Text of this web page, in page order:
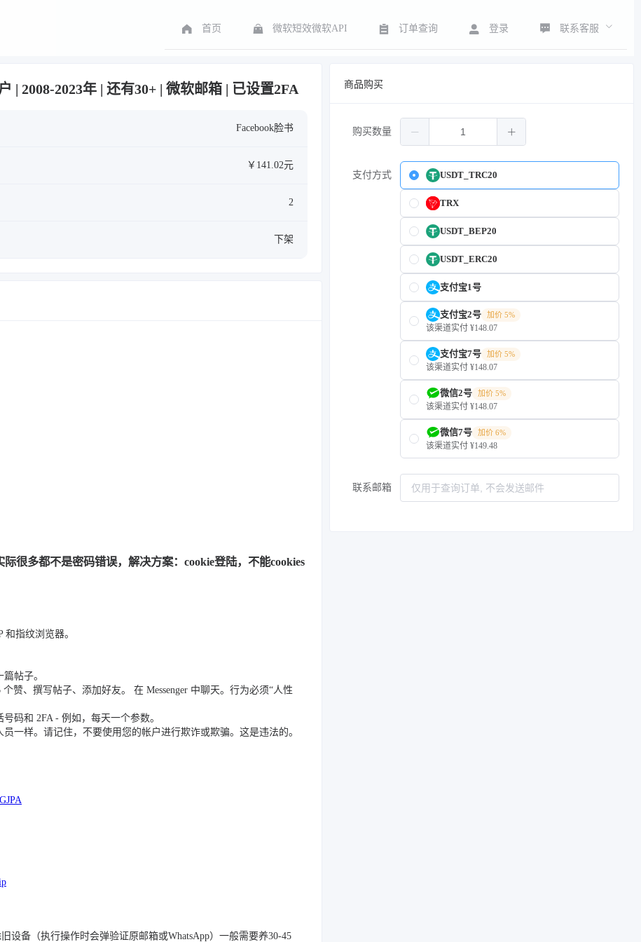
首页 微软短效微软API 订单查询 登录 联系客服
| 2008-2023年 | 还有30+ | 微软邮箱 | 已设置2FA
Facebook脸书
￥141.02元
2
下架
很多都不是密码错误，解决方案：cookie登陆，不能cookies
指纹浏览器。
帖子。
赞、撰写帖子、添加好友。 在 Messenger 中聊天。行为必须“人性
码和 2FA - 例如，每天一个参数。
一样。请记住，不要使用您的帐户进行欺诈或欺骗。这是违法的。
设备（执行操作时会弹验证原邮箱或WhatsApp）一般需要养30-45
商品购买
购买数量
支付方式 USDT_TRC20
TRX
USDT_BEP20
USDT_ERC20
支付宝1号
支付宝2号 加价 5%
该渠道实付 ¥148.07
支付宝7号 加价 5%
该渠道实付 ¥148.07
微信2号 加价 5%
该渠道实付 ¥148.07
微信7号 加价 6%
该渠道实付 ¥149.48
联系邮箱